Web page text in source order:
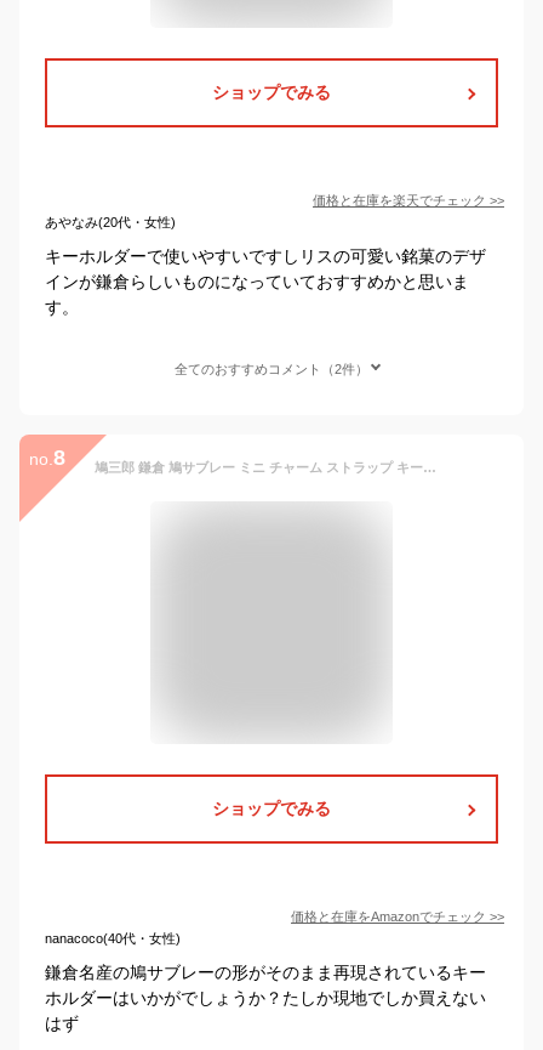
ショップでみる
価格と在庫を楽天でチェック >>
あやなみ(20代・女性)
キーホルダーで使いやすいですしリスの可愛い銘菓のデザ
インが鎌倉らしいものになっていておすすめかと思いま
す。
全てのおすすめコメント（2件）
no. 8 鳩三郎 鎌倉 鳩サブレー ミニ チャーム ストラップ キーホルダー
ショップでみる
価格と在庫をAmazonでチェック >>
nanacoco(40代・女性)
鎌倉名産の鳩サブレーの形がそのまま再現されているキー
ホルダーはいかがでしょうか？たしか現地でしか買えない
はず